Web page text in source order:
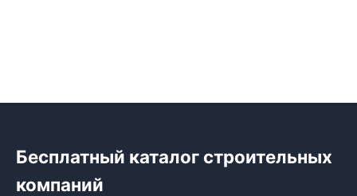
Бесплатный каталог строительных
компаний